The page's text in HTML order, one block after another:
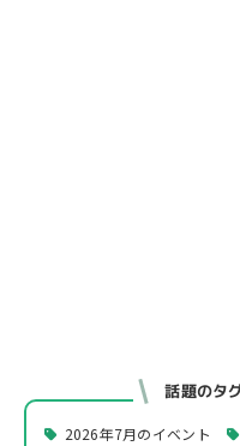
話題のタ
2026年7月のイベント